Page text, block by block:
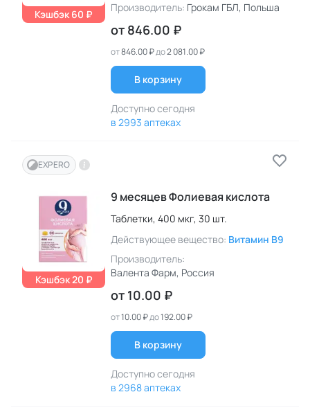
Кэшбэк 60 ₽
Производитель: Грокам ГБЛ, Польша
от 846.00 ₽
от846.00 ₽до2 081.00 ₽
В корзину
Доступно сегодня
в 2993 аптеках
EXPERO
Кэшбэк 20 ₽
9 месяцев Фолиевая кислота
Таблетки, 400 мкг, 30 шт.
Действующее вещество: Витамин B9
Производитель:
Валента Фарм, Россия
от 10.00 ₽
от10.00 ₽до192.00 ₽
В корзину
Доступно сегодня
в 2968 аптеках